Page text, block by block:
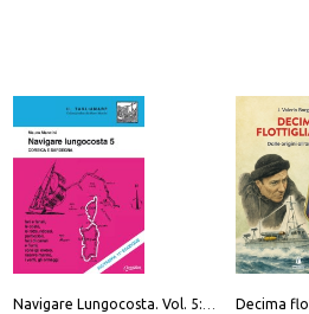
Navigare Lungocosta. Vol. 5: Corsica e Sardegna